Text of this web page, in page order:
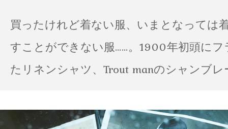
買ったけれど着ない服、いまとなっては
すことができない服……。1900年初頭に
たリネンシャツ、Trout manのシャンブ